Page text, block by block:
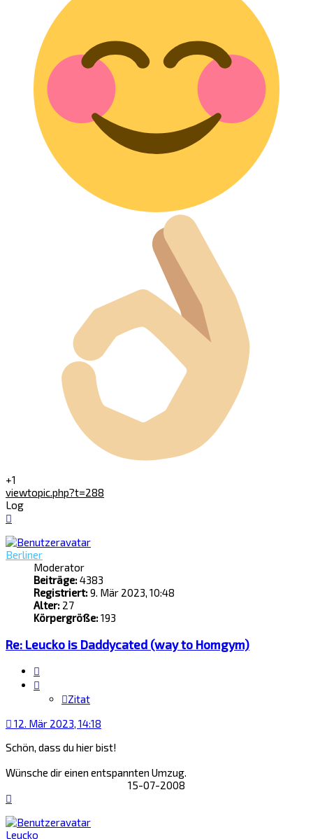
+1
viewtopic.php?t=288
Log
Berliner
Moderator
Beiträge:4383
Registriert:9. Mär 2023, 10:48
Alter: 27
Körpergröße:193
Re: Leucko is Daddycated (way to Homgym)
Zitat
12. Mär 2023, 14:18
Schön, dass du hier bist!
Wünsche dir einen entspannten Umzug.
15-07-2008
Leucko